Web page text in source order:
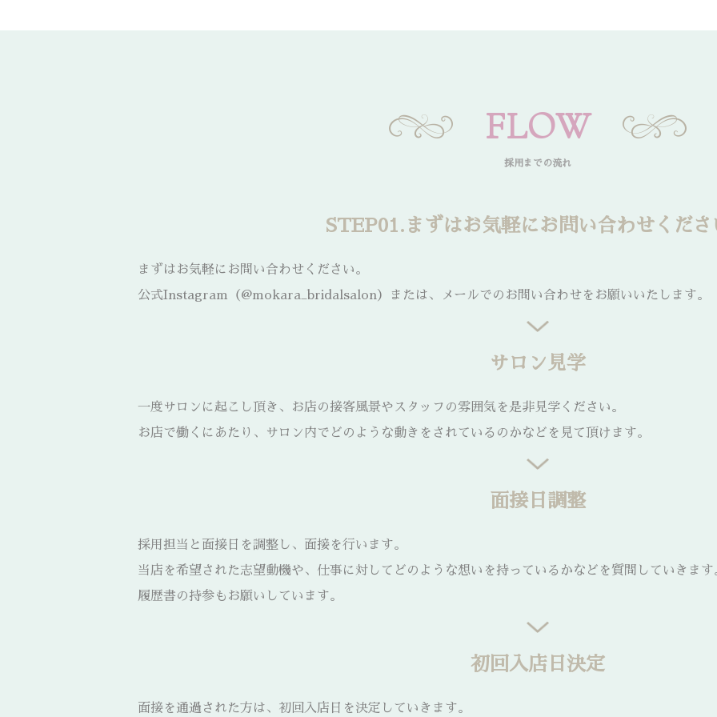
FLOW
採用までの流れ
STEP01.まずはお気軽にお問い合わせくださ
まずはお気軽にお問い合わせください。
公式Instagram（@mokara_bridalsalon）または、メールでのお問い合わせをお願いいたします。
サロン見学
一度サロンに起こし頂き、お店の接客風景やスタッフの雰囲気を是非見学ください。
お店で働くにあたり、サロン内でどのような動きをされているのかなどを見て頂けます。
面接日調整
採用担当と面接日を調整し、面接を行います。
当店を希望された志望動機や、仕事に対してどのような想いを持っているかなどを質問していきます
履歴書の持参もお願いしています。
初回入店日決定
面接を通過された方は、初回入店日を決定していきます。